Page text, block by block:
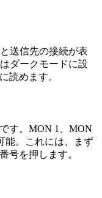
送信先の接続が表
ダークモードに設
読め ます。
す。MON 1、MON
能。これには、まず
号を押し ます。